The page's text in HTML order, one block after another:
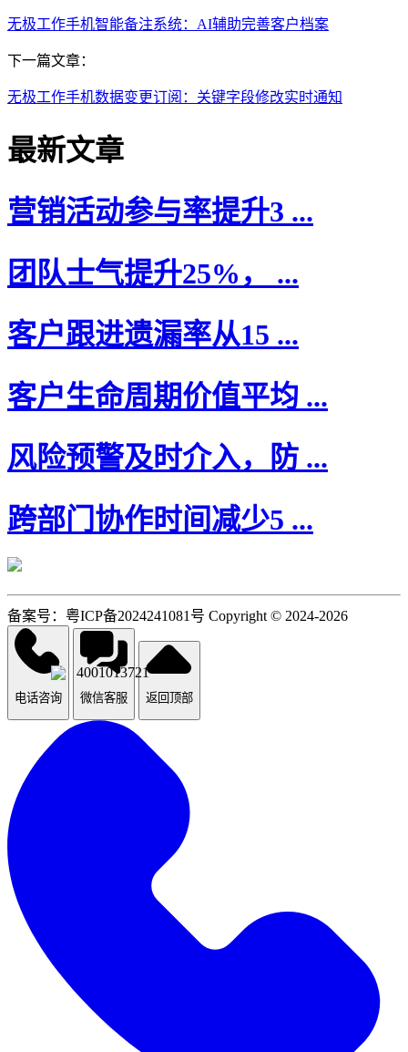
无极工作手机智能备注系统：AI辅助完善客户档案
下一篇文章：
无极工作手机数据变更订阅：关键字段修改实时通知
最新文章
营销活动参与率提升3 ...
团队士气提升25%， ...
客户跟进遗漏率从15 ...
客户生命周期价值平均 ...
风险预警及时介入，防 ...
跨部门协作时间减少5 ...
备案号：粤ICP备2024241081号 Copyright © 2024-2026
电话咨询
4001013721
微信客服 返回顶部